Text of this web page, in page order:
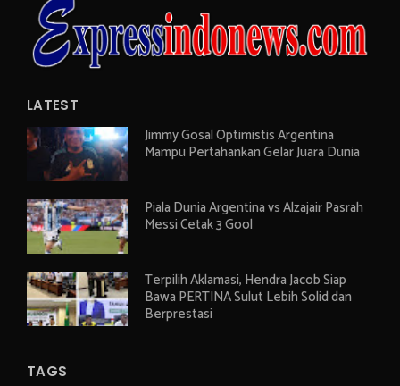
LATEST
Jimmy Gosal Optimistis Argentina
Mampu Pertahankan Gelar Juara Dunia
Piala Dunia Argentina vs Alzajair Pasrah
Messi Cetak 3 Gool
Terpilih Aklamasi, Hendra Jacob Siap
Bawa PERTINA Sulut Lebih Solid dan
Berprestasi
TAGS